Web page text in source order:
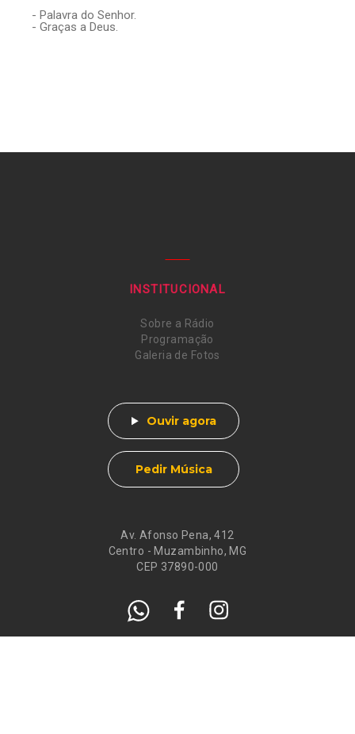
- Palavra do Senhor.
- Graças a Deus.
Av. Afonso Pena, 412
Centro - Muzambinho, MG
CEP 37890-000
INSTITUCIONAL
Sobre a Rádio
Programação
Galeria de Fotos
Ouvir agora
Pedir Música